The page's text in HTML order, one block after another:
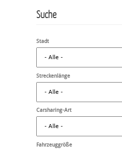
Suche
Stadt
Streckenlänge
Carsharing-Art
Fahrzeuggröße